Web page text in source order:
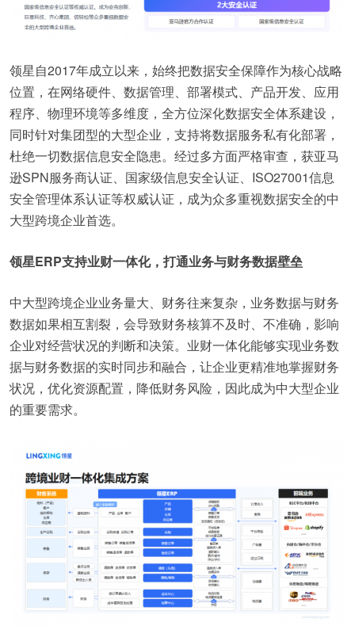
领星自2017年成立以来，始终把数据安全保障作为核心战略
位置，在网络硬件、数据管理、部署模式、产品开发、应用
程序、物理环境等多维度，全方位深化数据安全体系建设，
同时针对集团型的大型企业，支持将数据服务私有化部署，
杜绝一切数据信息安全隐患。经过多方面严格审查，获亚马
逊SPN服务商认证、国家级信息安全认证、ISO27001信息
安全管理体系认证等权威认证，成为众多重视数据安全的中
大型跨境企业首选。
领星ERP支持业财一体化，打通业务与财务数据壁垒
中大型跨境企业业务量大、财务往来复杂，业务数据与财务
数据如果相互割裂，会导致财务核算不及时、不准确，影响
企业对经营状况的判断和决策。业财一体化能够实现业务数
据与财务数据的实时同步和融合，让企业更精准地掌握财务
状况，优化资源配置，降低财务风险，因此成为中大型企业
的重要需求。